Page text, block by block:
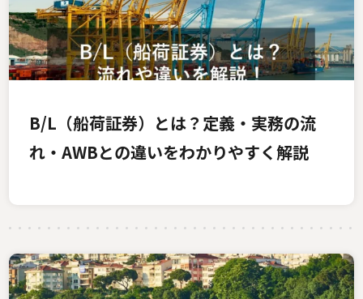
B/L（船荷証券）とは？定義・実務の流
れ・AWBとの違いをわかりやすく解説